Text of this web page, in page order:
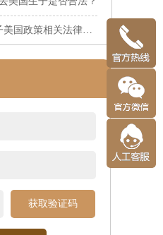
策相关法律深度解析！
获取验证码